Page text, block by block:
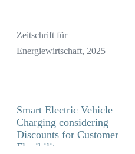
Zeitschrift für
Energiewirtschaft, 2025
Smart Electric Vehicle
Charging considering
Discounts for Customer
Flexibility